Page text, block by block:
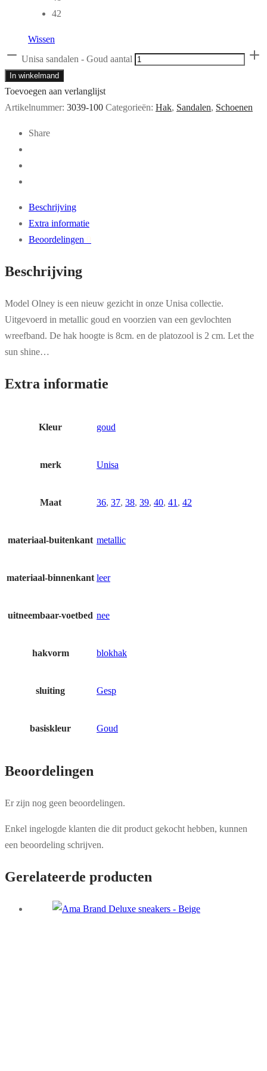
42
Wissen
Unisa sandalen - Goud aantal
In winkelmand
Toevoegen aan verlanglijst
Artikelnummer: 3039-100 Categorieën: Hak, Sandalen, Schoenen
Share
Beschrijving
Extra informatie
Beoordelingen
Beschrijving
Model Olney is een nieuw gezicht in onze Unisa collectie.
Uitgevoerd in metallic goud en voorzien van een gevlochten
wreefband. De hak hoogte is 8cm. en de platozool is 2 cm. Let the
sun shine…
Extra informatie
Kleur goud
merk Unisa
Maat 36, 37, 38, 39, 40, 41 , 42
materiaal-buitenkant metallic
materiaal-binnenkant leer
uitneembaar-voetbed nee
hakvorm blokhak
sluiting Gesp
basiskleur Goud
Beoordelingen
Er zijn nog geen beoordelingen.
Enkel ingelogde klanten die dit product gekocht hebben, kunnen
een beoordeling schrijven.
Gerelateerde producten